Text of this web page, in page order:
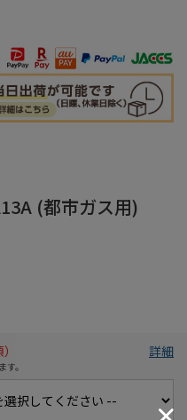
(都市ガス用)
。
詳細